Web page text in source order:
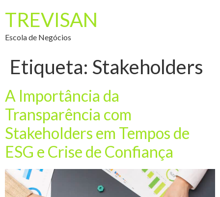
TREVISAN
Escola de Negócios
Etiqueta: Stakeholders
A Importância da
Transparência com
Stakeholders em Tempos de
ESG e Crise de Confiança